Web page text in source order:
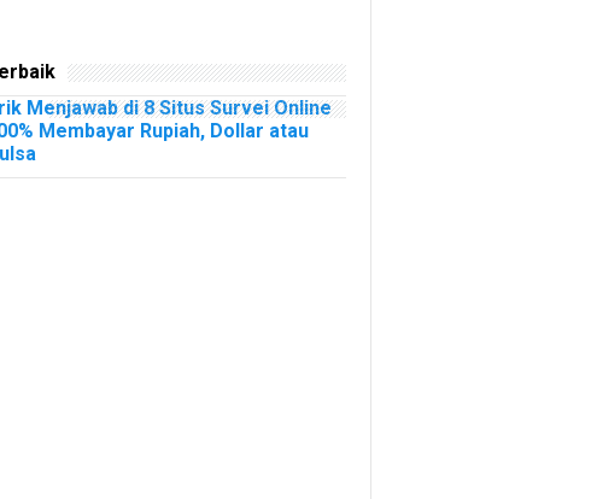
Menjawab di 8 Situs Survei Online
Membayar Rupiah, Dollar atau